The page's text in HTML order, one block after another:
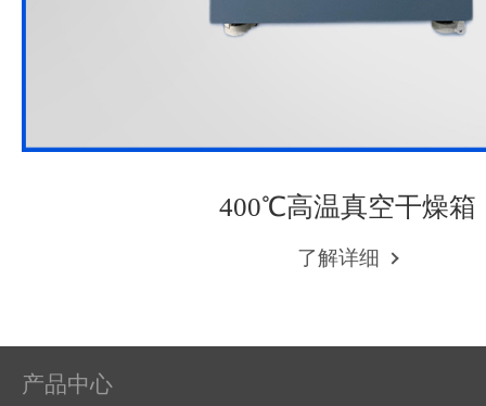
400℃高温真空干燥箱
了解详细
产品中心